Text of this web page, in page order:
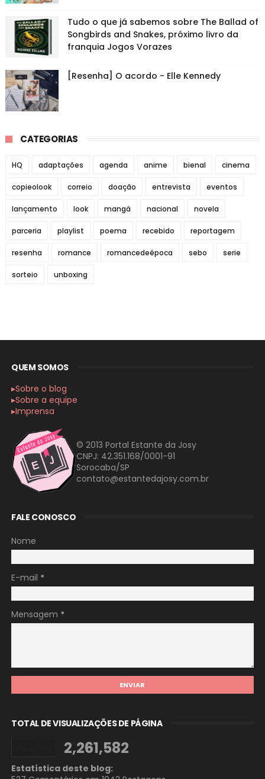
Tudo o que já sabemos sobre The Ballad of
Songbirds and Snakes, próximo livro da
franquia Jogos Vorazes
[Resenha] O acordo - Elle Kennedy
CATEGORIAS
HQ adaptações agenda anime bienal cinema
copieolook correio doação entrevista eventos
lançamento look mangá nacional novela
parceria playlist poema recebido reportagem
resenha romance romancedeépoca sebo serie
sorteio unboxing
QUEM SOMOS
▸Sobre o blog
▸Sobre a equipe
▸Imprensa
© 2013 Portal Estante da Josy
CNPJ: 42.351.168/0001-91
Sorocaba/SP
contato@estantedajosy.com.br
FALE CONOSCO
Nome
E-mail *
Mensagem *
TOTAL DE VISUALIZAÇÕES DE PÁGINA
2,261,582
Estatística deste blog: